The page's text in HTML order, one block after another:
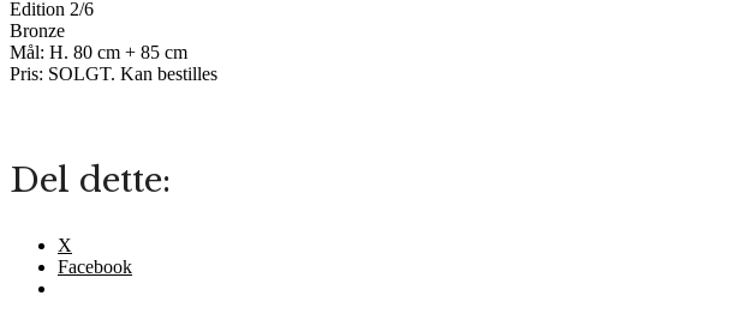
Edition 2/6
Bronze
Mål: H. 80 cm + 85 cm
Pris: SOLGT. Kan bestilles
Del dette:
X
Facebook